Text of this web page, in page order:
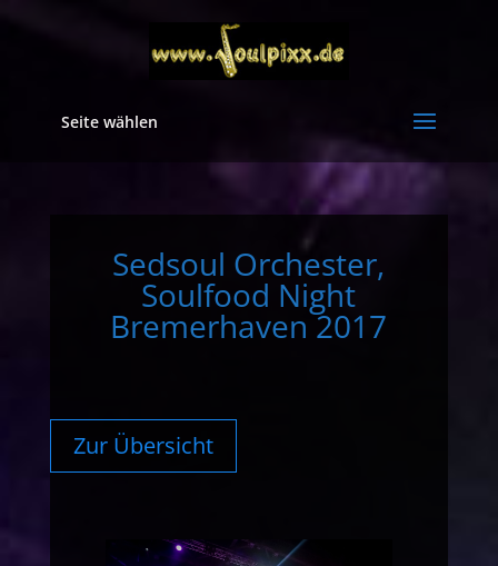
Seite wählen
Sedsoul Orchester,
Soulfood Night
Bremerhaven 2017
Zur Übersicht